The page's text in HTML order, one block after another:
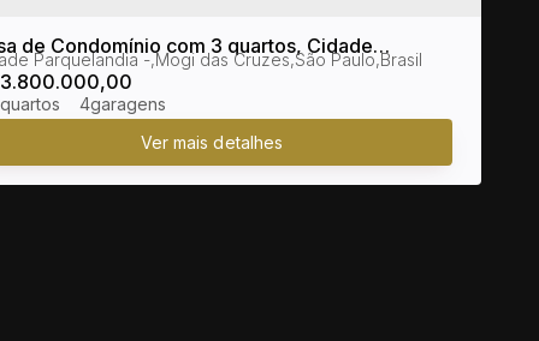
de Condomínio com 3 quartos, Cidade
- Mogi das Cruzes
3.800.000,00
Parquelandia ,Mogi das Cruzes,São Paulo,Brasil
4